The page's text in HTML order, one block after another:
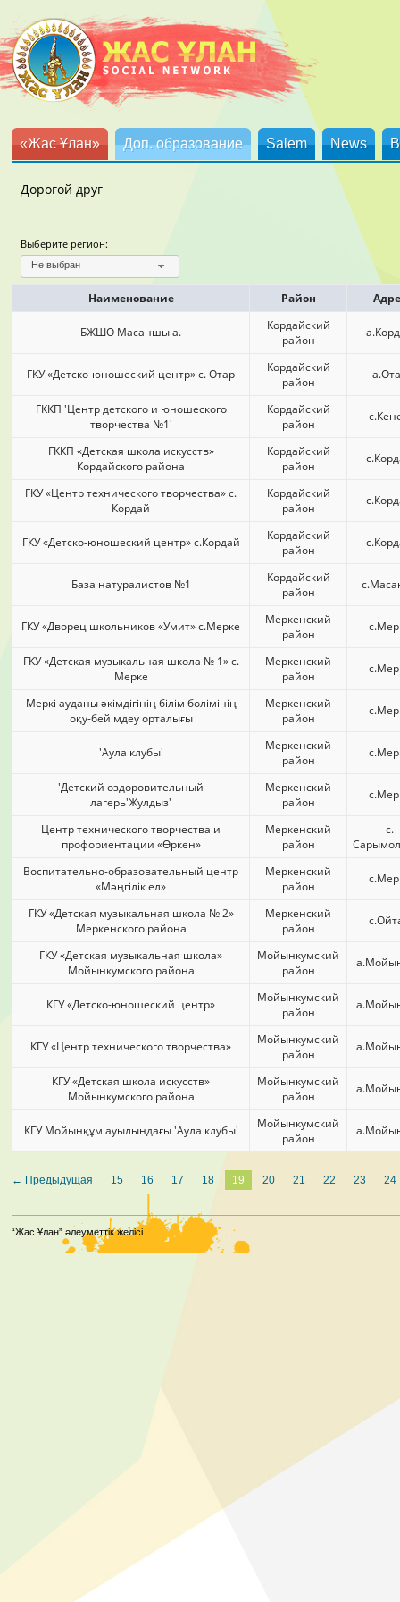
«Жас Ұлан» Доп. образование Salem News
Дорогой друг
Выберите регион:
Не выбран
Наименование Район
БЖШО Масаншы а.
Кордайский
район
ГКУ «Детско-юношеский центр» с. Отар
Кордайский
район
ГККП 'Центр детского и юношеского
творчества №1'
Кордайский
район
ГККП «Детская школа искусств»
Кордайского района
Кордайский
район
ГКУ «Центр технического творчества» с.
Кордай
Кордайский
район
ГКУ «Детско-юношеский центр» с.Кордай
Кордайский
район
База натуралистов №1
Кордайский
район
ГКУ «Дворец школьников «Умит» с.Мерке
Меркенский
район
ГКУ «Детская музыкальная школа № 1» с.
Мерке
Меркенский
район
Меркі ауданы әкімдігінің білім бөлімінің
оқу-бейімдеу орталығы
Меркенский
район
'Аула клубы'
Меркенский
район
'Детский оздоровительный
лагерь'Жулдыз'
Меркенский
район
Центр технического творчества и
профориентации «Өркен»
Меркенский
район
с.
Воспитательно-образовательный центр
«Мәңгілік ел»
Меркенский
район
ГКУ «Детская музыкальная школа № 2»
Меркенского района
Меркенский
район
ГКУ «Детская музыкальная школа»
Мойынкумского района
Мойынкумский
район
КГУ «Детско-юношеский центр»
Мойынкумский
район
КГУ «Центр технического творчества»
Мойынкумский
район
КГУ «Детская школа искусств»
Мойынкумского района
Мойынкумский
район
КГУ Мойынқұм ауылындағы 'Аула клубы'
Мойынкумский
район
← Предыдущая 15 16 17 18 19 20 21 22 23 24
“Жас Ұлан” әлеуметтік желісі